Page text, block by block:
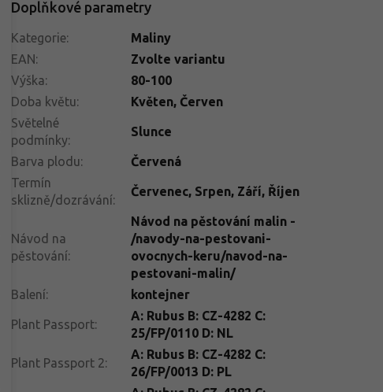
Doplňkové parametry
Kategorie:
Maliny
EAN:
Zvolte variantu
Výška:
80-100
Doba květu:
Květen, Červen
Světelné
podmínky:
Slunce
Barva plodu:
Červená
Termín
sklizně/dozrávání:
Červenec, Srpen, Září, Říjen
Návod na
pěstování:
Návod na pěstování malin -
/navody-na-pestovani-
ovocnych-keru/navod-na-
pestovani-malin/
Balení: kontejner
Plant Passport:
A: Rubus B: CZ-4282 C:
25/FP/0110 D: NL
Plant Passport 2:
A: Rubus B: CZ-4282 C:
26/FP/0013 D: PL